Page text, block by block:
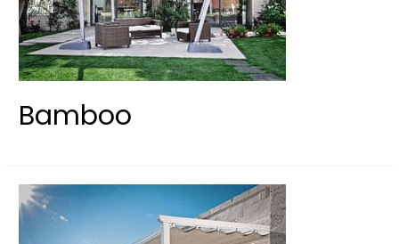
Bamboo